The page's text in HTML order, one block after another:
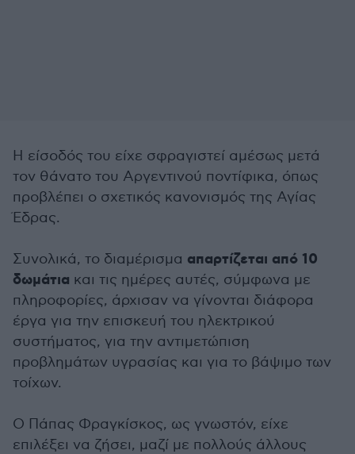
Η είσοδός του είχε σφραγιστεί αμέσως μετά
τον θάνατο του Αργεντινού ποντίφικα, όπως
προβλέπει ο σχετικός κανονισμός της Αγίας
Έδρας.
Συνολικά, το διαμέρισμα απαρτίζεται από 10
δωμάτια και τις ημέρες αυτές, σύμφωνα με
πληροφορίες, άρχισαν να γίνονται διάφορα
έργα για την επισκευή του ηλεκτρικού
συστήματος, για την αντιμετώπιση
προβλημάτων υγρασίας και για το βάψιμο των
τοίχων.
Ο Πάπας Φραγκίσκος, ως γνωστόν, είχε
επιλέξει να ζήσει, μαζί με πολλούς άλλους